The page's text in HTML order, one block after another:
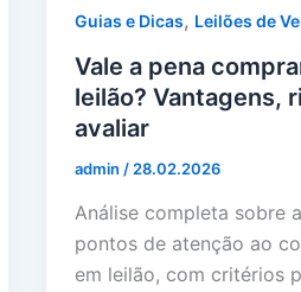
Guias e Dicas, Leilões de
Vale a pena
leilão? Vantagens,
avaliar
admin / 28.02.2026
Análise completa sobre
pontos de atenção ao
em leilão, com critérios